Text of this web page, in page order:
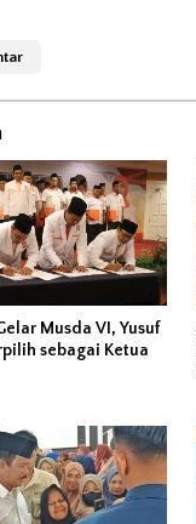
Musda VI, Yusuf
sebagai Ketua